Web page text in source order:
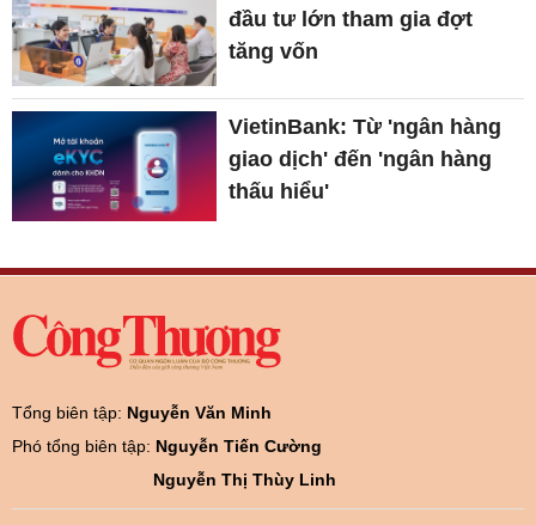
đầu tư lớn tham gia đợt
tăng vốn
VietinBank: Từ 'ngân hàng
giao dịch' đến 'ngân hàng
thấu hiểu'
Tổng biên tập: Nguyễn Văn Minh
Phó tổng biên tập: Nguyễn Tiến Cường
Nguyễn Thị Thùy Linh